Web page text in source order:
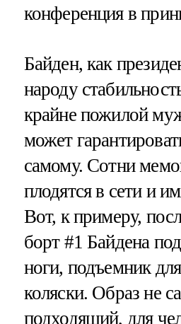
конференция в
Байден, как
народу
крайне пожилой
может
самому. Сотни
плодятся в сети и
Вот, к примеру,
борт #1 Байдена
ноги, подъемник
коляски. Образ не
подходящий, для